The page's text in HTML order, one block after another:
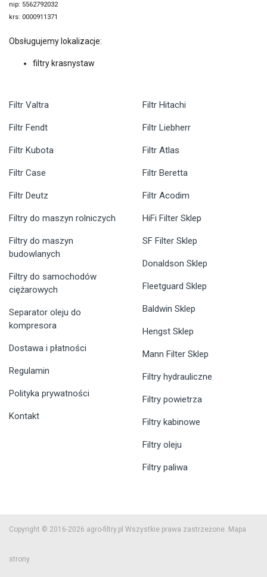
nip: 5562792032
krs: 0000911371
Obsługujemy lokalizacje:
filtry krasnystaw
Filtr Valtra
Filtr Fendt
Filtr Kubota
Filtr Case
Filtr Deutz
Filtr Hitachi
Filtr Liebherr
Filtr Atlas
Filtr Beretta
Filtr Acodim
Filtry do maszyn rolniczych
Filtry do maszyn
budowlanych
Filtry do samochodów
ciężarowych
Separator oleju do
kompresora
Dostawa i płatności
Regulamin
Polityka prywatności
Kontakt
HiFi Filter Sklep
SF Filter Sklep
Donaldson Sklep
Fleetguard Sklep
Baldwin Sklep
Hengst Sklep
Mann Filter Sklep
Filtry hydrauliczne
Filtry powietrza
Filtry kabinowe
Filtry oleju
Filtry paliwa
Copyright © 2016-2026 agro-filtry.pl Wszystkie prawa zastrzeżone. Mapa
strony.